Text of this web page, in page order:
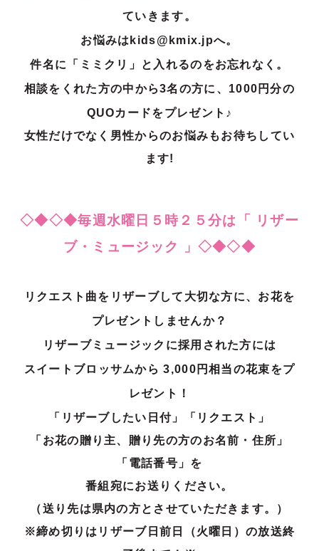
ていきます。
お悩みはkids@kmix.jpへ。
件名に「ミミクリ」と入れるのをお忘れなく。
相談をくれた方の中から3名の方に、1000円分の
QUOカードをプレゼント♪
女性だけでなく男性からのお悩みもお待ちしてい
ます!
◇◆◇◆毎週水曜日５時２５分は「 リザー
ブ・ミュージック 」◇◆◇◆
リクエスト曲をリザーブして大切な方に、お花を
プレゼントしませんか？
リザーブミュージックに採用された方には
スイートブロッサムから 3,000円相当の花束をプ
レゼント！
「リザーブしたい日付」「リクエスト」
「お花の贈り主、贈り先の方のお名前・住所」
「電話番号」を
番組宛にお送りください。
（送り先は県内の方とさせていただきます。）
※締め切りはリザーブ日前日（火曜日）の放送終